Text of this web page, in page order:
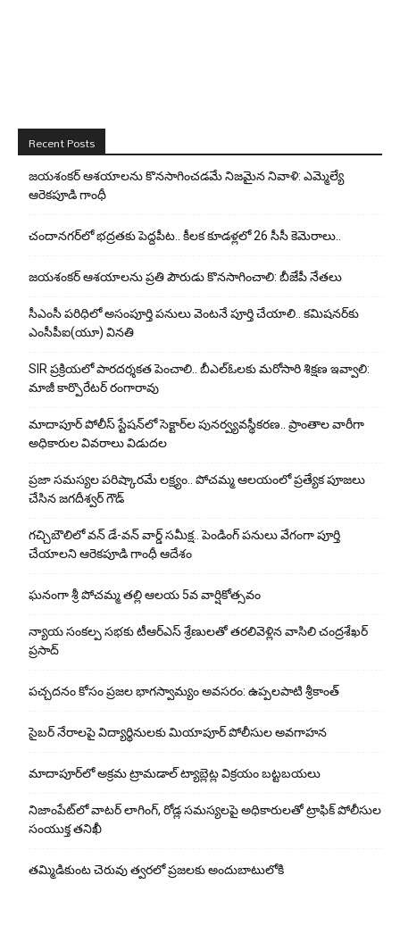
Recent Posts
జయశంకర్ ఆశయాలను కొనసాగించడమే నిజమైన నివాళి: ఎమ్మెల్యే
ఆరెక‌పూడి గాంధీ
చందానగర్‌లో భద్రతకు పెద్దపీట.. కీలక కూడళ్లలో 26 సీసీ కెమెరాలు..
జయశంకర్ ఆశయాలను ప్రతి పౌరుడు కొనసాగించాలి: బీజేపీ నేతలు
సీఎంసీ పరిధిలో అసంపూర్తి పనులు వెంటనే పూర్తి చేయాలి.. కమిషనర్‌కు
ఎంసీపీఐ(యూ) వినతి
SIR ప్రక్రియలో పారదర్శకత పెంచాలి.. బీఎల్ఓలకు మరోసారి శిక్షణ ఇవ్వాలి:
మాజీ కార్పొరేటర్ రంగారావు
మాదాపూర్ పోలీస్‌ స్టేషన్‌లో సెక్టార్‌ల పునర్వ్యవస్థీకరణ.. ప్రాంతాల వారీగా
అధికారుల వివరాలు విడుదల
ప్రజా సమస్యల పరిష్కారమే లక్ష్యం.. పోచమ్మ ఆలయంలో ప్రత్యేక పూజలు
చేసిన జగదీశ్వర్ గౌడ్
గచ్చిబౌలిలో వన్ డే-వన్ వార్డ్ సమీక్ష.. పెండింగ్ పనులు వేగంగా పూర్తి
చేయాలని ఆరెకపూడి గాంధీ ఆదేశం
ఘ‌నంగా శ్రీ పోచమ్మ త‌ల్లి ఆలయ 5వ వార్షికోత్సవం
న్యాయ సంక‌ల్ప స‌భ‌కు టీఆర్ఎస్ శ్రేణుల‌తో త‌ర‌లివెళ్లిన వాసిలి చంద్ర‌శేఖ‌ర్
ప్ర‌సాద్
పచ్చదనం కోసం ప్రజల భాగస్వామ్యం అవసరం: ఉప్పలపాటి శ్రీకాంత్
సైబర్ నేరాలపై విద్యార్థినులకు మియాపూర్ పోలీసుల అవగాహన
మాదాపూర్‌లో అక్రమ ట్రామడాల్ ట్యాబ్లెట్ల విక్రయం బట్టబయలు
నిజాంపేట్‌లో వాటర్ లాగింగ్, రోడ్ల సమస్యలపై అధికారులతో ట్రాఫిక్ పోలీసుల
సంయుక్త తనిఖీ
తమ్మిడికుంట చెరువు త్వరలో ప్రజలకు అందుబాటులోకి